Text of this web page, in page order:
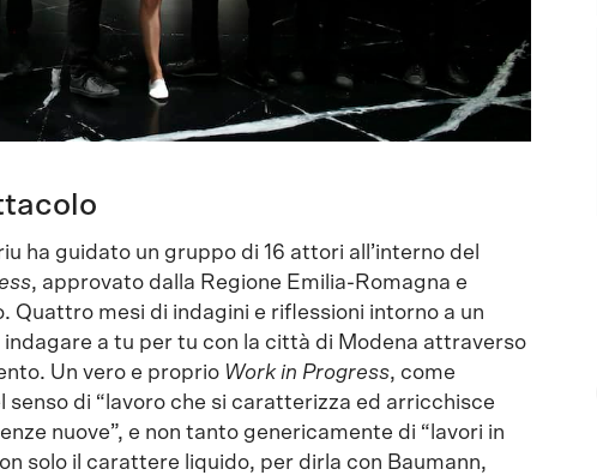
ha guidato un gruppo di 16 attori all’interno del
, approvato dalla Regione Emilia-Romagna e
Quattro mesi di indagini e riflessioni intorno a un
a tu per tu con la città di Modena attraverso
Un vero e proprio Work in Progress, come
di “lavoro che si caratterizza ed arricchisce
nuove”, e non tanto genericamente di “lavori in
solo il carattere liquido, per dirla con Baumann,